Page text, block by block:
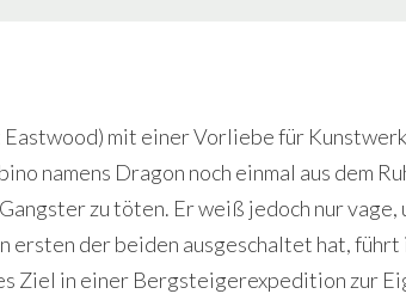
mit einer Vorliebe für
namens Dragon noch einmal aus dem
zu töten. Er weiß jedoch nur vage,
ersten der beiden ausgeschaltet hat, führt
Ziel in einer Bergsteigerexpedition zur